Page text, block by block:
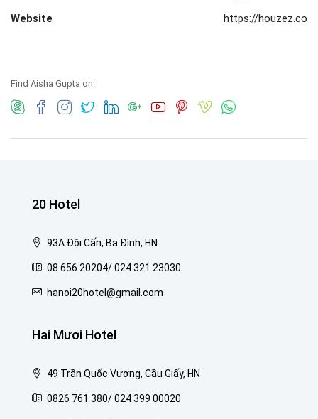
Website
https://houzez.co
Find Aisha Gupta on:
20 Hotel
93A Đội Cấn, Ba Đình, HN
08 656 20204/ 024 321 23030
hanoi20hotel@gmail.com
Hai Mươi Hotel
49 Trần Quốc Vượng, Cầu Giấy, HN
0826 761 380/ 024 399 00020